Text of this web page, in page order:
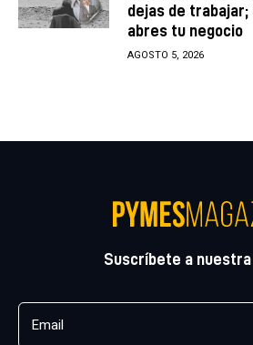
dejas de trabajar;
abres tu negocio
AGOSTO 5, 2026
Suscríbete a